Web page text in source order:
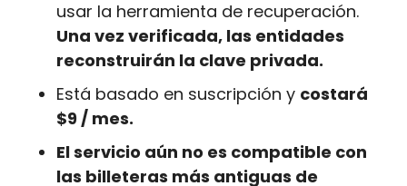
Una vez verificada, las entidades
reconstruirán la clave privada.
Está basado en suscripción y costará
$9 / mes.
El servicio aún no es compatible con
las billeteras más antiguas de